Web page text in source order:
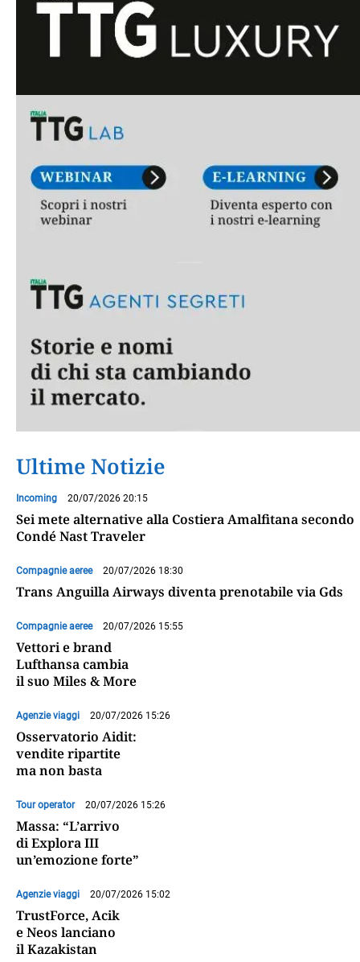
Ultime Notizie
Incoming 20/07/2026 20:15
Sei mete alternative alla Costiera Amalfitana secondo
Condé Nast Traveler
Compagnie aeree 20/07/2026 18:30
Trans Anguilla Airways diventa prenotabile via Gds
Compagnie aeree 20/07/2026 15:55
Vettori e brand
Lufthansa cambia
il suo Miles & More
Agenzie viaggi 20/07/2026 15:26
Osservatorio Aidit:
vendite ripartite
ma non basta
Tour operator 20/07/2026 15:26
Massa: “L’arrivo
di Explora III
un’emozione forte”
Agenzie viaggi 20/07/2026 15:02
TrustForce, Acik
e Neos lanciano
il Kazakistan